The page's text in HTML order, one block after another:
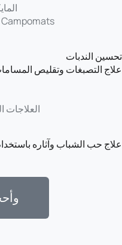
تحسين الندبات
علاج التصبغات وتقليص
العلاجات
علاج حب الشباب وآثاره